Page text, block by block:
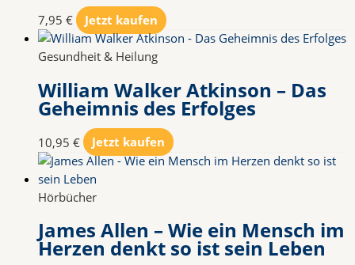
7,95 € Jetzt kaufen
Gesundheit & Heilung
William Walker Atkinson – Das
Geheimnis des Erfolges
10,95 € Jetzt kaufen
Hörbücher
James Allen – Wie ein Mensch im
Herzen denkt so ist sein Leben